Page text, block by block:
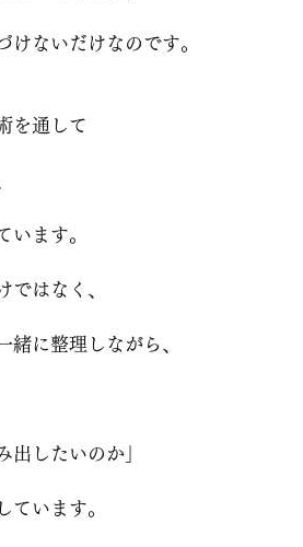
けないだけなのです。
を通して
います。
ではなく、
緒に整理しながら、
出したいのか」
ています。